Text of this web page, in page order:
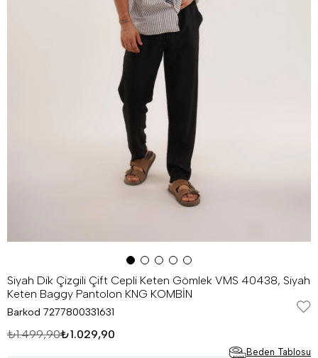
Siyah Dik Çizgili Çift Cepli Keten Gömlek VMS 40438, Siyah
Keten Baggy Pantolon KNG KOMBİN
Barkod 7277800331631
₺1.499,90₺1.029,90
Beden Tablosu